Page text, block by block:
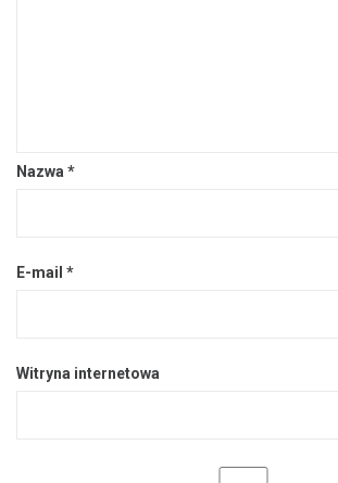
Nazwa *
E-mail *
Witryna internetowa